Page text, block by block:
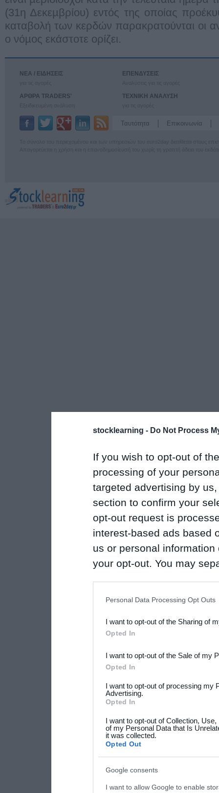
stocklearning - Do Not Process
If you wish to opt-out of
processing of your
targeted advertising by
section to confirm your
opt-out request is
interest-based ads based
us or personal
your opt-out. You may
Downstream Participants
third parties.
Please note that this
not limited to your visit or
your data for below
consent section.
Personal Data Processing Opt Outs
I want to opt-out of the Sharing of
Opted In
I want to opt-out of the Sale of my
Opted In
I want to opt-out of processing my
Advertising.
Opted In
I want to opt-out of Collection,
of my Personal Data that Is
it was collected.
Opted Out
Google consents
I want to allow Google to enable
(31η Δεκεµβρίου) εντός της οποίας
καταβολή των κερδών παρακρατούνται οι
ο νόµος εκάστοτε ορίζει.
ΝΕΑ / ΕΙΔΗΣΕΙΣ
ΑΡΘΡΑ TRADERS'
ΕΠΕΝΔΥΣΕΙΣ
ΤΕΧΝΙΚΗ ΑΝΑΛΥΣΗ
Ταυτότητα Επικοινωνία